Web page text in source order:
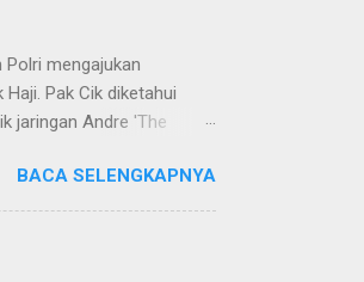
Polri mengajukan
Pak Cik diketahui
jaringan Andre 'The
(Dirtipidnarkoba)
menerangkan Pak Cik
di Malaysia. Namun,
Kitts and Nevis.
BACA SELENGKAPNYA